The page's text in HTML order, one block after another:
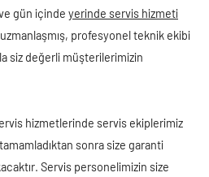
gün içinde yerinde servis hizmeti
profesyonel teknik ekibi
siz değerli müşterilerimizin
hizmetlerinde servis ekiplerimiz
sonra size garanti
Servis personelimizin size